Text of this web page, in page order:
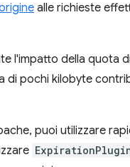
alle richieste
l'impatto della quota
di pochi kilobyte
puoi utilizzare